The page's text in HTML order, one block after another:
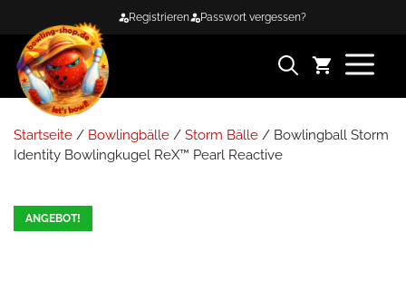
springen
Registrieren Passwort vergessen?
Startseite / Bowlingbälle / Storm Bälle / Bowlingball Storm
Identity Bowlingkugel ReX™ Pearl Reactive
ANGEBOT!